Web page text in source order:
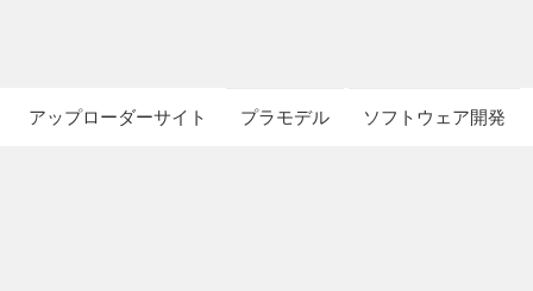
アップローダーサイト プラモデル ソフトウェア開発